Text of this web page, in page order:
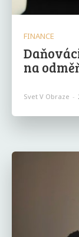
FINANCE
na
Svet V Obraze -